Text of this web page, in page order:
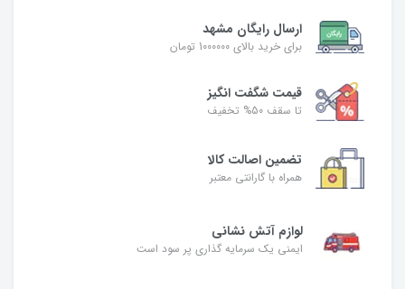
ارسال رایگان مشهد
برای خرید بالای 1000000 تومان
قیمت شگفت‌ انگیز
تا سقف 50% تخفیف
تضمین اصالت کالا
همراه با گارانتی معتبر
لوازم آتش نشانی
ایمنی یک سرمایه گذاری پر سود است